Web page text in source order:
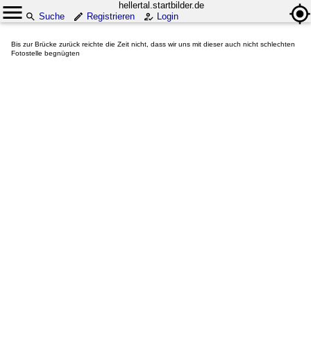
hellertal.startbilder.de
Suche
Registrieren Login
Bis zur Brücke zurück reichte die Zeit nicht, dass wir uns mit dieser auch nicht schlechten
Fotostelle begnügten